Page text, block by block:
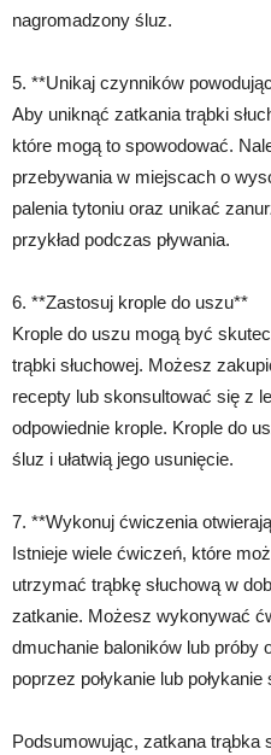
nagromadzony śluz.
5. **Unikaj czynników
Aby uniknąć zatkania trąbki
które mogą to spowodować.
przebywania w miejscach o
palenia tytoniu oraz unikać
przykład podczas pływania.
6. **Zastosuj krople do uszu**
Krople do uszu mogą być
trąbki słuchowej. Możesz
recepty lub skonsultować się z
odpowiednie krople. Krople do
śluz i ułatwią jego usunięcie.
7. **Wykonuj ćwiczenia
Istnieje wiele ćwiczeń, które
utrzymać trąbkę słuchową w
zatkanie. Możesz wykonywać
dmuchanie baloników lub próby
poprzez połykanie lub połykanie
Podsumowując, zatkana trąbka